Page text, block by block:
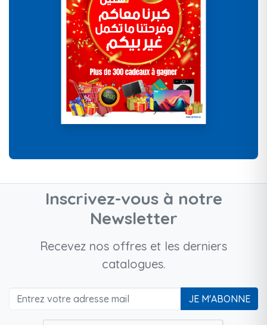
Inscrivez-vous à notre
Newsletter
Recevez nos offres et les derniers
catalogues.
JE M'ABONNE